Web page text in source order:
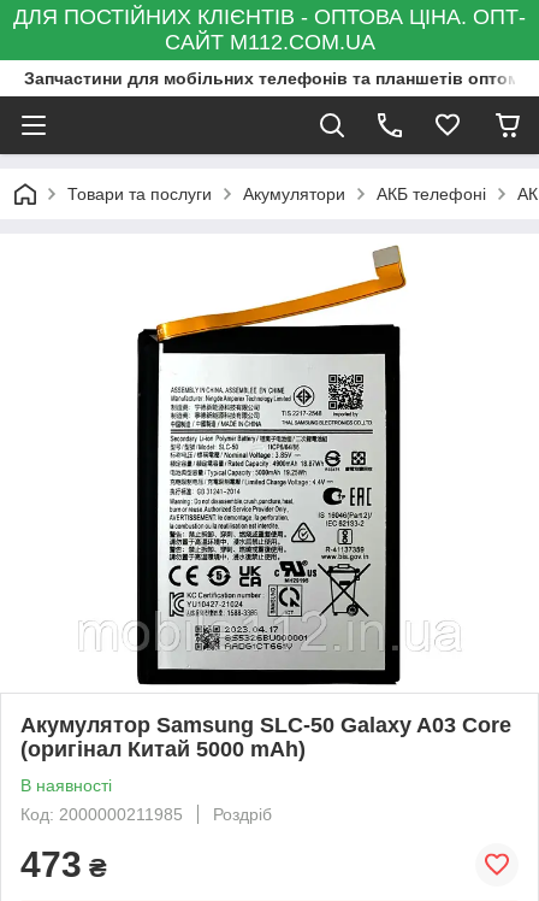
ДЛЯ ПОСТІЙНИХ КЛІЄНТІВ - ОПТОВА ЦІНА. ОПТ-
САЙТ M112.COM.UA
Запчастини для мобільних телефонів та планшетів оптом
Товари та послуги Акумулятори АКБ телефоні
Акумулятор Samsung SLC-50 Galaxy A03 Core
(оригінал Китай 5000 mAh)
В наявності
Код: 2000000211985
Роздріб
473 ₴